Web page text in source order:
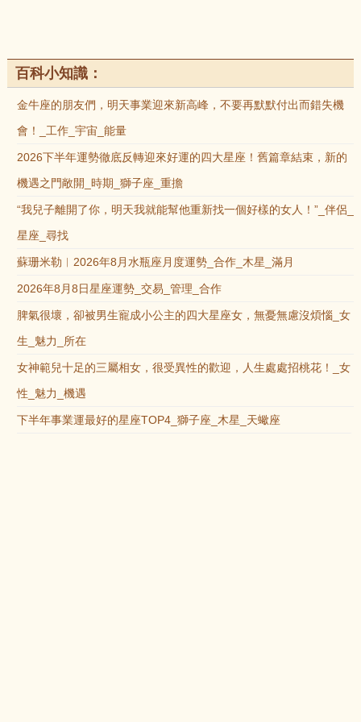
百科小知識：
金牛座的朋友們，明天事業迎來新高峰，不要再默默付出而錯失機
會！_工作_宇宙_能量
2026下半年運勢徹底反轉迎來好運的四大星座！舊篇章結束，新的
機遇之門敞開_時期_獅子座_重擔
“我兒子離開了你，明天我就能幫他重新找一個好樣的女人！”_伴侶_
星座_尋找
蘇珊米勒︱2026年8月水瓶座月度運勢_合作_木星_滿月
2026年8月8日星座運勢_交易_管理_合作
脾氣很壞，卻被男生寵成小公主的四大星座女，無憂無慮沒煩惱_女
生_魅力_所在
女神範兒十足的三屬相女，很受異性的歡迎，人生處處招桃花！_女
性_魅力_機遇
下半年事業運最好的星座TOP4_獅子座_木星_天蠍座